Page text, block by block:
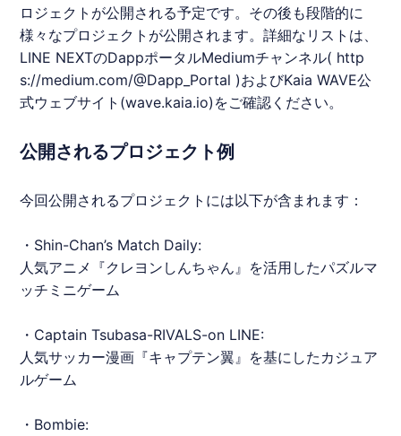
ロジェクトが公開される予定です。その後も段階的に
様々なプロジェクトが公開されます。詳細なリストは、
LINE NEXTのDappポータルMediumチャンネル( http
s://medium.com/@Dapp_Portal )およびKaia WAVE公
式ウェブサイト(wave.kaia.io)をご確認ください。
公開されるプロジェクト例
今回公開されるプロジェクトには以下が含まれます：
・Shin-Chan’s Match Daily:
人気アニメ『クレヨンしんちゃん』を活用したパズルマ
ッチミニゲーム
・Captain Tsubasa-RIVALS-on LINE:
人気サッカー漫画『キャプテン翼』を基にしたカジュア
ルゲーム
・Bombie: